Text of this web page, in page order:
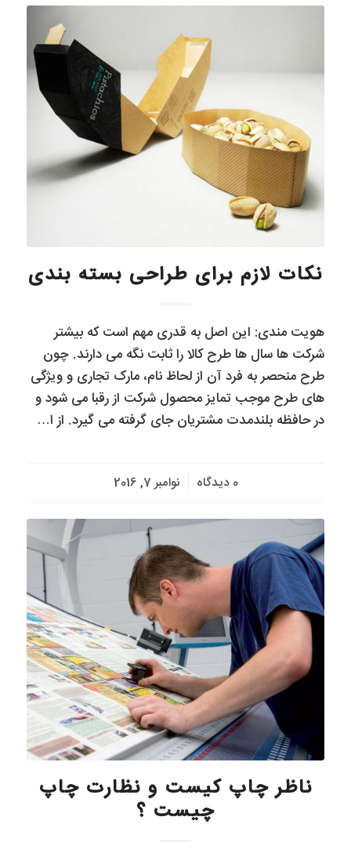
نکات لازم برای طراحی بسته بندی
هویت مندى: این اصل به قدرى مهم است که بیشتر
شرکت ها سال ها طرح کالا را ثابت نگه مى دارند. چون
طرح منحصر به فرد آن از لحاظ نام، مارک تجارى و ویژگى
هاى طرح موجب تمایز محصول شرکت از رقبا مى شود و
در حافظه بلندمدت مشتریان جاى گرفته مى گیرد. از ا…
0 دیدگاه/ نوامبر 7, 2016
ناظر چاپ کیست و نظارت چاپ
چیست ؟